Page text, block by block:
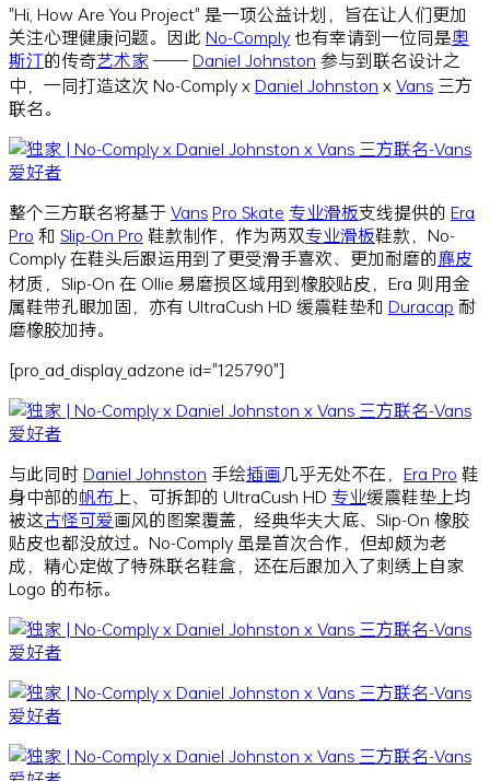
"Hi, How Are You Project" 是一项公益计划，旨在让人们更加
关注心理健康问题。因此 No-Comply也有幸请到一位同是奥
斯汀的传奇艺术家 ——Daniel Johnston 参与到联名设计之
中，一同打造这次 No-Comply x Daniel Johnston x Vans 三方
联名。
整个三方联名将基于VansPro Skate 专业滑板支线提供的 Era
Pro 和 Slip-On Pro 鞋款制作，作为两双专业滑板鞋款，No-
Comply 在鞋头后跟运用到了更受滑手喜欢、更加耐磨的麂皮
材质，Slip-On 在 Ollie 易磨损区域用到橡胶贴皮，Era 则用金
属鞋带孔眼加固，亦有 UltraCush HD 缓震鞋垫和 Duracap 耐
磨橡胶加持。
[pro_ad_display_adzone id="125790"]
与此同时Daniel Johnston 手绘插画几乎无处不在， Era Pro 鞋
身中部的帆布 上、可拆卸的 UltraCush HD 专业缓震鞋垫上均
被这古怪可爱画风的图案覆盖，经典华夫大底、Slip-On 橡胶
贴皮也都没放过。No-Comply 虽是首次合作，但却颇为老
成，精心定做了特殊联名鞋盒，还在后跟加入了刺绣上自家
Logo 的布标。